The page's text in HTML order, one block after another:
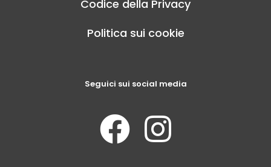
Codice della Privacy
Politica sui cookie
Seguici sui social media